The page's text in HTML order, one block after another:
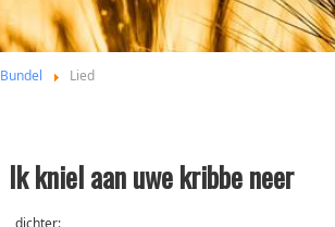
Bundel Lied
Ik kniel aan uwe kribbe neer
dichter: